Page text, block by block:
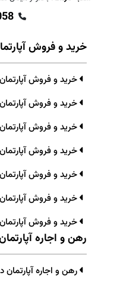
خرید و فروش
خرید و فروش آپارتمان
خرید و فروش آپارتمان
خرید و فروش
خرید و فروش آپارتمان
خرید و فروش
خرید و فروش
خرید و فروش
رهن و اجاره
رهن و اجاره آپارتمان